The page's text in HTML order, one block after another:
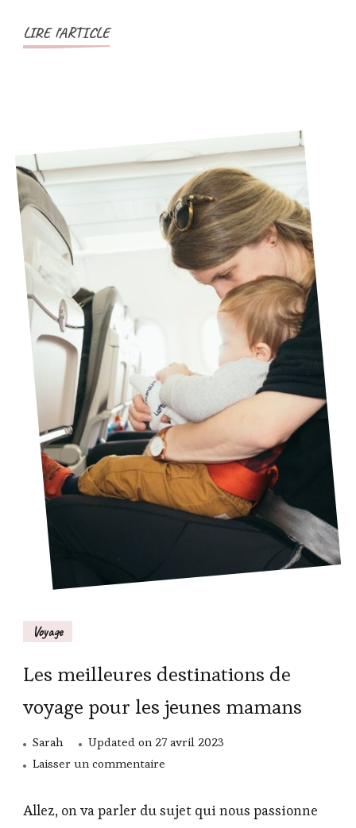
LIRE l'ARTICLE
Voyage
Les meilleures destinations de
voyage pour les jeunes mamans
Sarah Updated on 27 avril 2023
Laisser un commentaire
meilleures
Allez, on va parler du sujet qui nous passionne